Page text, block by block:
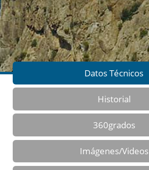
Datos Técnicos
Historial
360grados
Imágenes/Videos